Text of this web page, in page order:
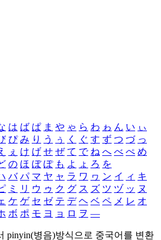
は ば ぱ ま や ゃ ら わ ゎ ん い ぃ
ぴ み り う ぅ く ぐ す ず つ づ っ
ぇ け げ せ ぜ て で ね へ べ ぺ め
の ほ ぼ ぽ も よ ょ ろ を
バ パ マ ヤ ャ ラ ワ ヮ ン イ ィ キ
ミ リ ウ ゥ ク グ ス ズ ツ ヅ ッ ヌ
ケ ゲ セ ゼ テ デ ヘ ベ ペ メ レ オ
ボ ポ モ ヨ ョ ロ ヲ ―
pinyin(병음)방식으로 중국어를 변환